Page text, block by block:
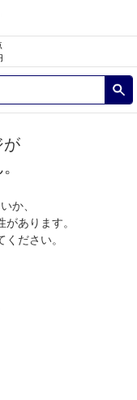
が
か、
あります。
ださい。